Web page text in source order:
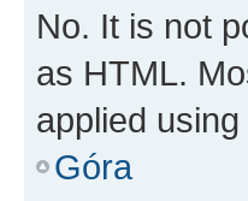
No. It is not
as HTML.
applied
Góra